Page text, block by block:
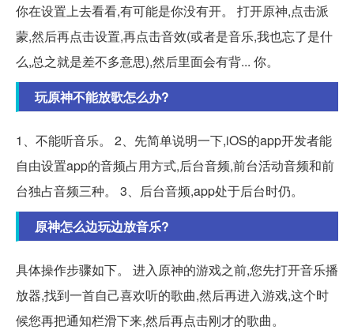
你在设置上去看看,有可能是你没有开。 打开原神,点击派
蒙,然后再点击设置,再点击音效(或者是音乐,我也忘了是什
么,总之就是差不多意思),然后里面会有背... 你。
玩原神不能放歌怎么办?
1、不能听音乐。 2、先简单说明一下,iOS的app开发者能
自由设置app的音频占用方式,后台音频,前台活动音频和前
台独占音频三种。 3、后台音频,app处于后台时仍。
原神怎么边玩边放音乐?
具体操作步骤如下。 进入原神的游戏之前,您先打开音乐播
放器,找到一首自己喜欢听的歌曲,然后再进入游戏,这个时
候您再把通知栏滑下来,然后再点击刚才的歌曲。